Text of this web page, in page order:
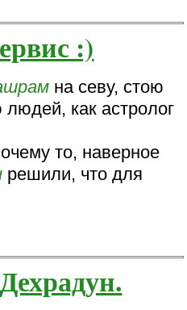
:)
на севу, стою
как астролог
то, наверное
решили, что для